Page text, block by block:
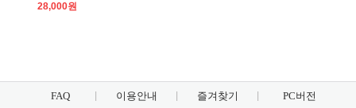
28,000원
FAQ 이용안내 즐겨찾기 PC버전